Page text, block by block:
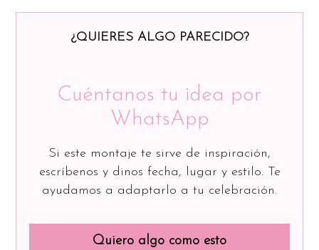
¿QUIERES ALGO PARECIDO?
Cuéntanos tu idea por
WhatsApp
Si este montaje te sirve de inspiración,
escríbenos y dinos fecha, lugar y estilo. Te
ayudamos a adaptarlo a tu celebración.
Quiero algo como esto